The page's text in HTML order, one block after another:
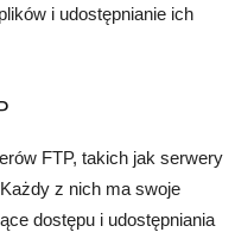
i udostępnianie ich
FTP, takich jak serwery
z nich ma swoje
dostępu i udostępniania